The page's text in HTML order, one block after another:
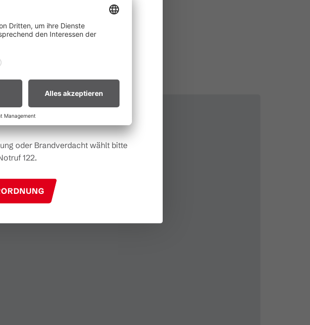
in
und Grillen sind vor allem in
verboten.
besonders rücksichtsvollen
Abfahrten nicht in trockenes
Gras entzünden.
oder Brandverdacht wählt bitte
122.